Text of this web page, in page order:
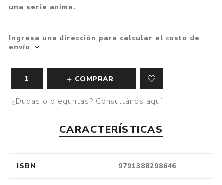
una serie anime.
Ingresa una dirección para calcular el costo de
envío
COMPRAR
¿Dudas o preguntas? Consultános aquí
CARACTERÍSTICAS
ISBN 9791388298646